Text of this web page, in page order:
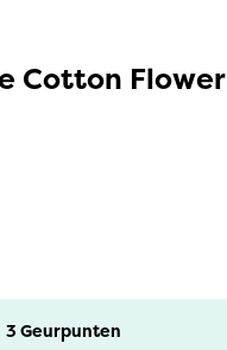
Cotton Flower
3 Geurpunten